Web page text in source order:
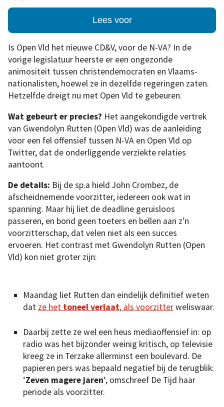
Lees voor
Is Open Vld het nieuwe CD&V, voor de N-VA? In de
vorige legislatuur heerste er een ongezonde
animositeit tussen christendemocraten en Vlaams-
nationalisten, hoewel ze in dezelfde regeringen zaten.
Hetzelfde dreigt nu met Open Vld te gebeuren.
Wat gebeurt er precies? Het aangekondigde vertrek
van Gwendolyn Rutten (Open Vld) was de aanleiding
voor een fel offensief tussen N-VA en Open Vld op
Twitter, dat de onderliggende verziekte relaties
aantoont.
De details: Bij de sp.a hield John Crombez, de
afscheidnemende voorzitter, iedereen ook wat in
spanning. Maar hij liet de deadline geruisloos
passeren, en bond geen toeters en bellen aan z’n
voorzitterschap, dat velen niet als een succes
ervoeren. Het contrast met Gwendolyn Rutten (Open
Vld) kon niet groter zijn:
Maandag liet Rutten dan eindelijk definitief weten
dat ze het toneel verlaat, als voorzitterweliswaar.
Daarbij zette ze wel een heus mediaoffensief in: op
radio was het bijzonder weinig kritisch, op televisie
kreeg ze in Terzake allerminst een boulevard. De
papieren pers was bepaald negatief bij de terugblik:
‘Zeven magere jaren‘, omschreef De Tijd haar
periode als voorzitter.